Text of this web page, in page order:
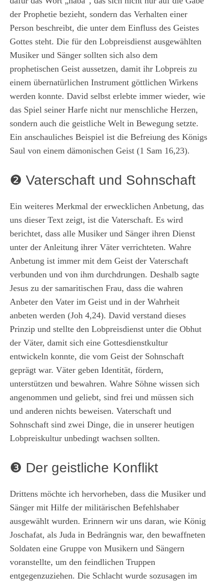
der Prophetie bezieht, sondern das Verhalten einer
Person beschreibt, die unter dem Einfluss des Geistes
Gottes steht. Die für den Lobpreisdienst ausgewählten
Musiker und Sänger sollten sich also dem
prophetischen Geist aussetzen, damit ihr Lobpreis zu
einem übernatürlichen Instrument göttlichen Wirkens
werden konnte. David selbst erlebte immer wieder, wie
das Spiel seiner Harfe nicht nur menschliche Herzen,
sondern auch die geistliche Welt in Bewegung setzte.
Ein anschauliches Beispiel ist die Befreiung des Königs
Saul von einem dämonischen Geist (1 Sam 16,23).
❷ Vaterschaft und Sohnschaft
Ein weiteres Merkmal der erwecklichen Anbetung, das
uns dieser Text zeigt, ist die Vaterschaft. Es wird
berichtet, dass alle Musiker und Sänger ihren Dienst
unter der Anleitung ihrer Väter verrichteten. Wahre
Anbetung ist immer mit dem Geist der Vaterschaft
verbunden und von ihm durchdrungen. Deshalb sagte
Jesus zu der samaritischen Frau, dass die wahren
Anbeter den Vater im Geist und in der Wahrheit
anbeten werden (Joh 4,24). David verstand dieses
Prinzip und stellte den Lobpreisdienst unter die Obhut
der Väter, damit sich eine Gottesdienstkultur
entwickeln konnte, die vom Geist der Sohnschaft
geprägt war. Väter geben Identität, fördern,
unterstützen und bewahren. Wahre Söhne wissen sich
angenommen und geliebt, sind frei und müssen sich
und anderen nichts beweisen. Vaterschaft und
Sohnschaft sind zwei Dinge, die in unserer heutigen
Lobpreiskultur unbedingt wachsen sollten.
❸ Der geistliche Konflikt
Drittens möchte ich hervorheben, dass die Musiker und
Sänger mit Hilfe der militärischen Befehlshaber
ausgewählt wurden. Erinnern wir uns daran, wie König
Joschafat, als Juda in Bedrängnis war, den bewaffneten
Soldaten eine Gruppe von Musikern und Sängern
voranstellte, um den feindlichen Truppen
entgegenzuziehen. Die Schlacht wurde sozusagen im